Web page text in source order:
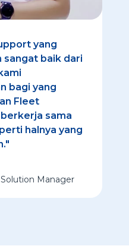
yang
sangat baik dari
bagi yang
Fleet
sama
halnya yang
Manager